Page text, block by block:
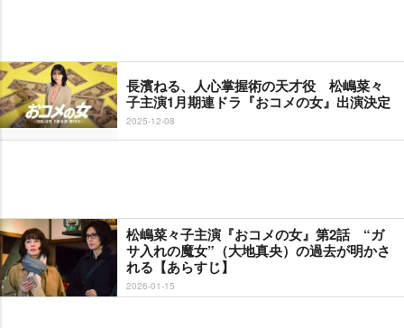
長濱ねる、人心掌握術の天才役 松嶋菜々
子主演1月期連ドラ『おコメの女』出演決定
2025-12-08
松嶋菜々子主演『おコメの女』第2話 “ガ
サ入れの魔女”（大地真央）の過去が明かさ
れる【あらすじ】
2026-01-15